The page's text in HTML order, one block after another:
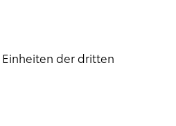
der dritten